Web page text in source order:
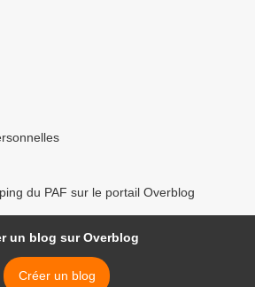
du PAF sur le portail Overblog
un blog sur Overblog
Créer un blog